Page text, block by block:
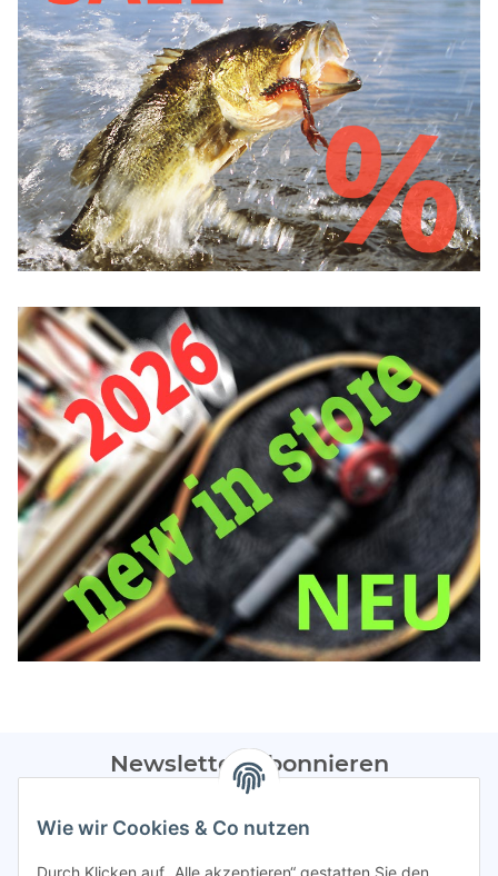
Newsletter Abonnieren
Bitte sendet mir entsprechend eurer
regelmäßig Infos zu euren Aktionen per E-Mail zu.
Wie wir Cookies & Co nutzen